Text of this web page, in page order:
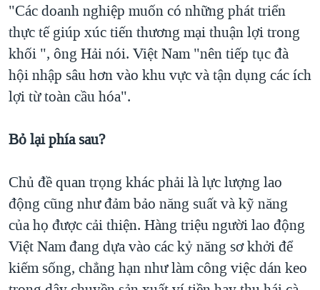
"Các doanh nghiệp muốn có những phát triển
thực tế giúp xúc tiến thương mại thuận lợi trong
khối ", ông Hải nói. Việt Nam "nên tiếp tục đà
hội nhập sâu hơn vào khu vực và tận dụng các ích
lợi từ toàn cầu hóa".
Bỏ lại phía sau?
Chủ đề quan trọng khác phải là lực lượng lao
động cũng như đảm bảo năng suất và kỹ năng
của họ được cải thiện. Hàng triệu người lao động
Việt Nam đang dựa vào các kỷ năng sơ khởi để
kiếm sống, chẳng hạn như làm công việc dán keo